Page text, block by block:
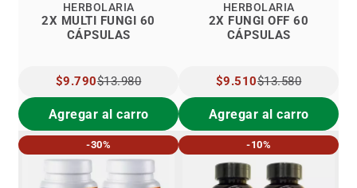
2X MULTI FUNGI 60
CÁPSULAS
HERBOLARIA
PRECIO
ESPECIAL
$9.790$13.980
Agregar al carro
2X FUNGI OFF 60
CÁPSULAS
HERBOLARIA
PRECIO
ESPECIAL
$9.510$13.580
Agregar al carro
-30% -10%